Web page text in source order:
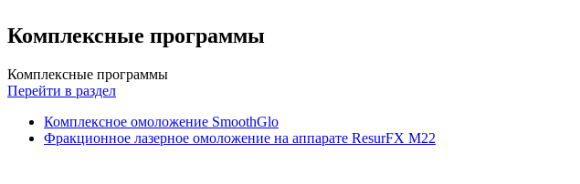
Комплексные программы
Комплексные программы
Перейти в раздел
Комплексное омоложение SmoothGlo
Фракционное лазерное омоложение на аппарате ResurFX М22